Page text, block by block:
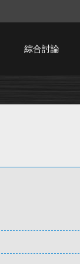
綜合討論